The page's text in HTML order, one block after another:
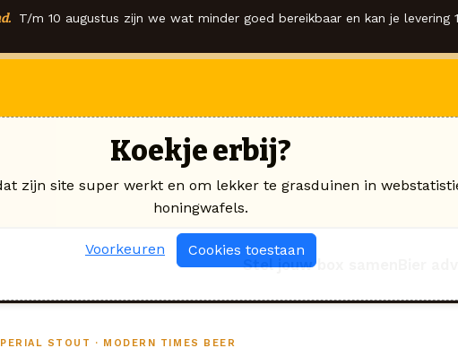
T/m 10 augustus zijn we wat minder goed bereikbaar en kan je
Stel jouw box samen
STOUT · MODERN TIMES BEER
Koekje erbij?
zijn site super werkt en om lekker te grasduinen in
honingwafels.
Voorkeuren Cookies toestaan